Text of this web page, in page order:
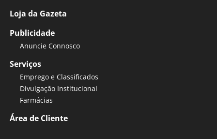
Loja da Gazeta
Publicidade
Anuncie Connosco
Serviços
Emprego e Classificados
Divulgação Institucional
Farmácias
Área de Cliente